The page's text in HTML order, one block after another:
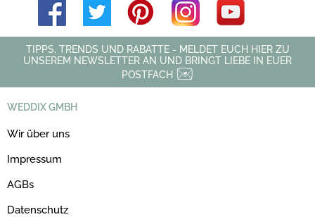
TIPPS, TRENDS UND RABATTE - MELDET EUCH HIER ZU
UNSEREM NEWSLETTER AN UND BRINGT LIEBE IN EUER
POSTFACH
WEDDIX GMBH
Wir über uns
Impressum
AGBs
Datenschutz